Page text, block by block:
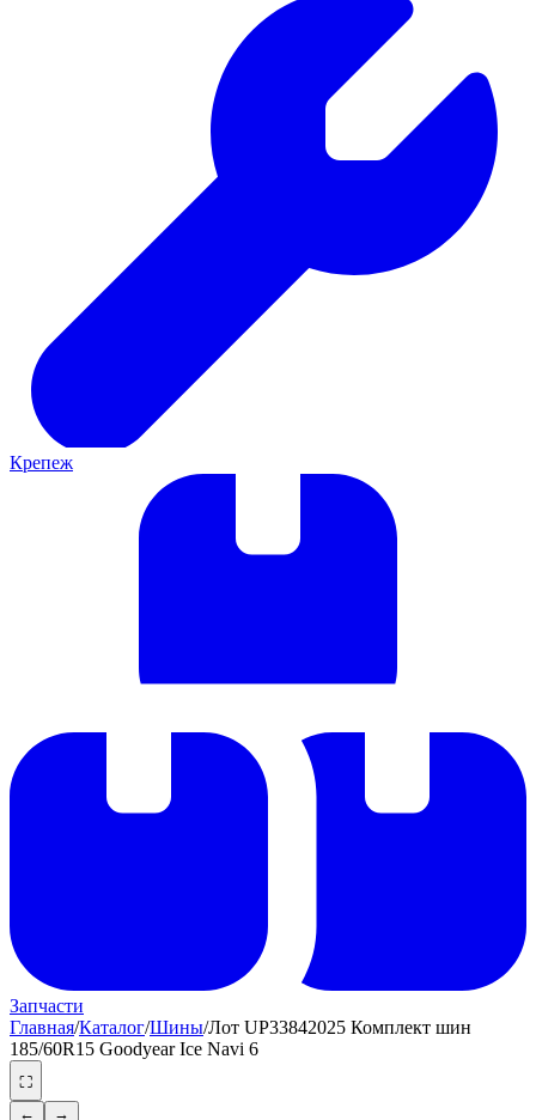
Крепеж
Запчасти
Главная/Каталог/Шины/Лот UP33842025 Комплект шин
185/60R15 Goodyear Ice Navi 6
⛶
←
→